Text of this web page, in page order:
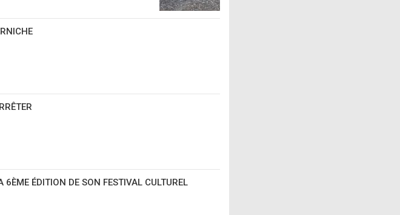
ÉDITION DE SON FESTIVAL CULTUREL